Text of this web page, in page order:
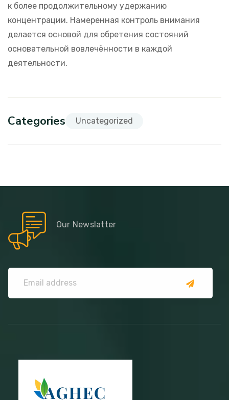
к более продолжительному удержанию
концентрации. Намеренная контроль внимания
делается основой для обретения состояний
основательной вовлечённости в каждой
деятельности.
Categories Uncategorized
Our Newslatter